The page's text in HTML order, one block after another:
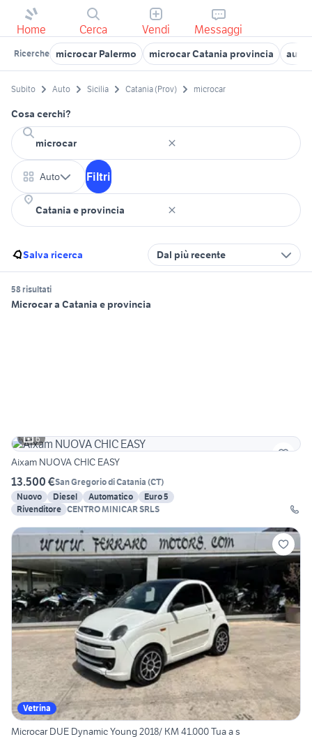
Home Cerca Vendi Messaggi
Ricerche microcar Palermo microcar Catania provincia auto
Subito Auto Sicilia Catania (Prov) microcar
Cosa cerchi?
Auto Filtri
Salva ricerca Dal più recente
58 risultati
Microcar a Catania e provincia
6
Aixam NUOVA CHIC EASY
13.500 €San Gregorio di Catania (CT)
Nuovo
Diesel Automatico
Euro 5
Rivenditore CENTRO MINICAR SRLS
Vetrina
Microcar DUE Dynamic Young 2018/ KM 41.000 Tua a s